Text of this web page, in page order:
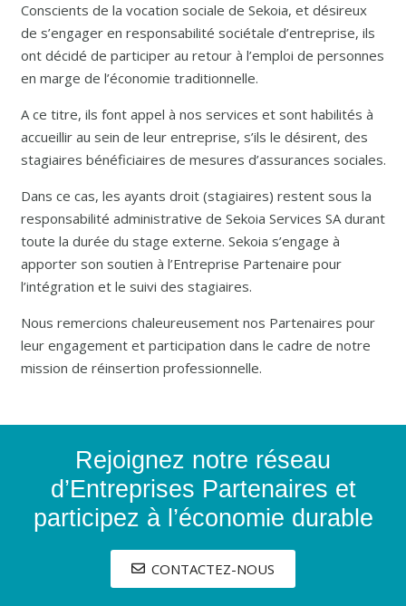
Conscients de la vocation sociale de Sekoia, et désireux
de s’engager en responsabilité sociétale d’entreprise, ils
ont décidé de participer au retour à l’emploi de personnes
en marge de l’économie traditionnelle.
A ce titre, ils font appel à nos services et sont habilités à
accueillir au sein de leur entreprise, s’ils le désirent, des
stagiaires bénéficiaires de mesures d’assurances sociales.
Dans ce cas, les ayants droit (stagiaires) restent sous la
responsabilité administrative de Sekoia Services SA durant
toute la durée du stage externe. Sekoia s’engage à
apporter son soutien à l’Entreprise Partenaire pour
l’intégration et le suivi des stagiaires.
Nous remercions chaleureusement nos Partenaires pour
leur engagement et participation dans le cadre de notre
mission de réinsertion professionnelle.
Rejoignez notre réseau
d’Entreprises Partenaires et
participez à l’économie durable
CONTACTEZ-NOUS